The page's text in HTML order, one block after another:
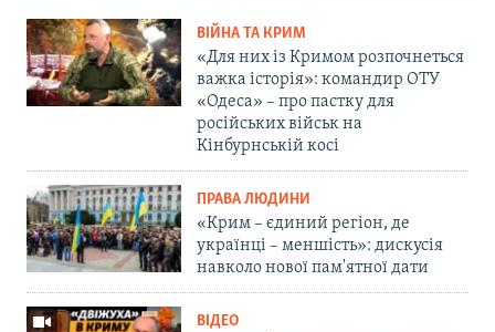
ВІЙНА ТА КРИМ
«Для них із Кримом розпочнеться
важка історія»: командир ОТУ
«Одеса» – про пастку для
російських військ на
Кінбурнській косі
ПРАВА ЛЮДИНИ
«Крим – єдиний регіон, де
українці – меншість»: дискусія
навколо нової пам'ятної дати
ВІДЕО